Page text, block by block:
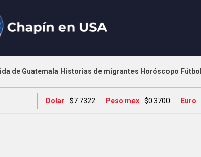
de Guatemala Historias de migrantes Horóscopo Fútbol
Dolar $7.7322 Peso mex $0.3700 Euro